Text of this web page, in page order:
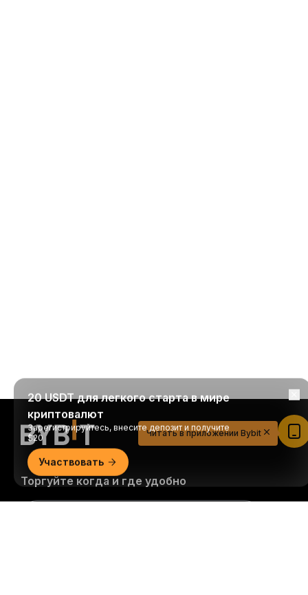
Торгуйте когда и где удобно
20 USDT для легкого старта в мире
криптовалют
Зарегистрируйтесь, внесите депозит и получите
$20
Участвовать
Читать в приложении Bybit